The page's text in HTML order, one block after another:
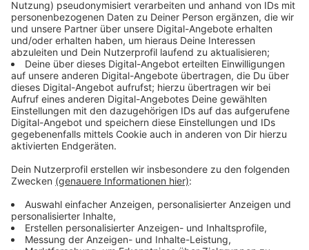
die Stadt effizient Energie sparen kann, können solche
Störungen per Mail oder über ein Online-Formular
gemeldet werden.
Anzeige
Leuchten Laternen länger als nötig oder
haben andere Störungen?
Menschen aus Mönchengladbach können der Stadt
dazu eine Mail schreiben an
stoerung.bel@moenchengladbach.de oder ihre Eingabe